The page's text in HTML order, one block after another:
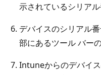
示されているシリアル
デバイスのシリアル
部にあるツール バー
Intuneからのデバイ